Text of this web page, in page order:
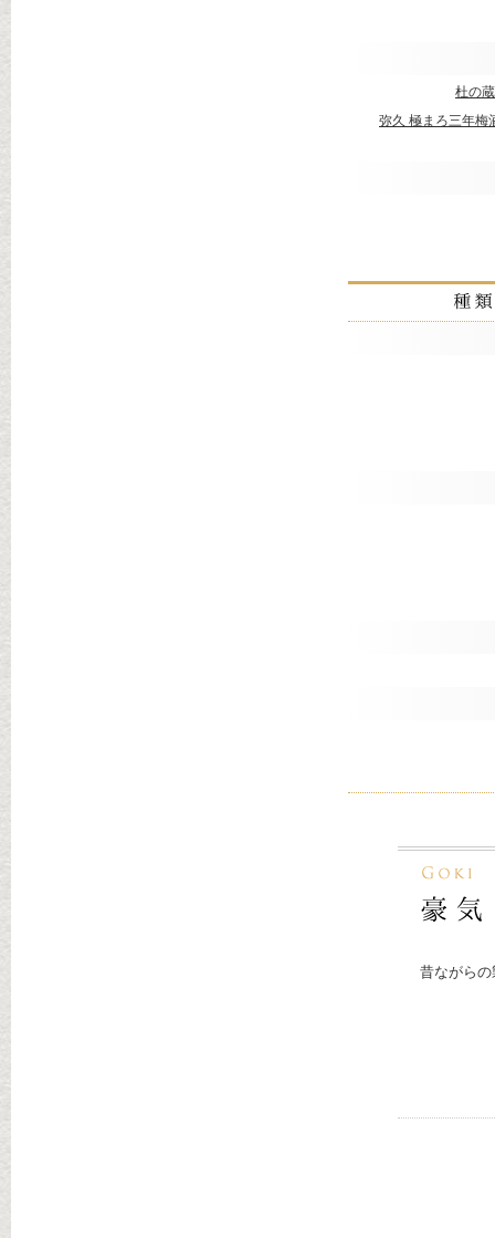
杜の
弥久 極まろ三年梅
昔ながら